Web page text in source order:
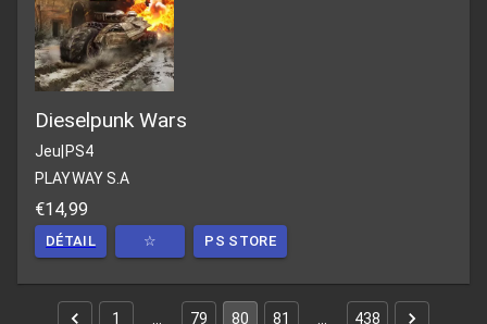
Dieselpunk Wars
Jeu PS4
PLAYWAY S.A
€14,99
DÉTAIL ☆ PS STORE
1 79 80 81 438